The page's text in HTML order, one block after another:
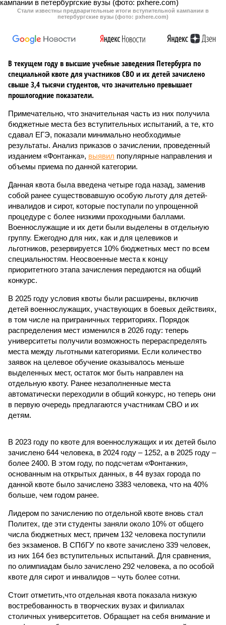
Стали известны предварительные итоги вступительной кампании в
петербургские вузы (фото: pxhere.com)
В текущем году в высшие учебные заведения Петербурга по
специальной квоте для участников СВО и их детей зачислено
свыше 3,4 тысячи студентов, что значительно превышает
прошлогодние показатели.
Примечательно, что значительная часть из них получила
бюджетные места без вступительных испытаний, а те, кто
сдавал ЕГЭ, показали минимально необходимые
результаты. Анализ приказов о зачислении, проведенный
изданием «Фонтанка», выявил популярные направления и
объемы приема по данной категории.
Данная квота была введена четыре года назад, заменив
собой ранее существовавшую особую льготу для детей-
инвалидов и сирот, которые поступали по упрощенной
процедуре с более низкими проходными баллами.
Военнослужащие и их дети были выделены в отдельную
группу. Ежегодно для них, как и для целевиков и
льготников, резервируется 10% бюджетных мест по всем
специальностям. Неосвоенные места к концу
приоритетного этапа зачисления передаются на общий
конкурс.
В 2025 году условия квоты были расширены, включив
детей военнослужащих, участвующих в боевых действиях,
в том числе на приграничных территориях. Порядок
распределения мест изменился в 2026 году: теперь
университеты получили возможность перераспределять
места между льготными категориями. Если количество
заявок на целевое обучение оказывалось меньше
выделенных мест, остаток мог быть направлен на
отдельную квоту. Ранее незаполненные места
автоматически переходили в общий конкурс, но теперь они
в первую очередь предлагаются участникам СВО и их
детям.
В 2023 году по квоте для военнослужащих и их детей было
зачислено 644 человека, в 2024 году – 1252, а в 2025 году –
более 2400. В этом году, по подсчетам «Фонтанки»,
основанным на открытых данных, в 44 вузах города по
данной квоте было зачислено 3383 человека, что на 40%
больше, чем годом ранее.
Лидером по зачислению по отдельной квоте вновь стал
Политех, где эти студенты заняли около 10% от общего
числа бюджетных мест, причем 132 человека поступили
без экзаменов. В СПбГУ по квоте зачислено 339 человек,
из них 164 без вступительных испытаний. Для сравнения,
по олимпиадам было зачислено 292 человека, а по особой
квоте для сирот и инвалидов – чуть более сотни.
Стоит отметить,что отдельная квота показала низкую
востребованность в творческих вузах и филиалах
столичных университетов. Обращает на себя внимание и